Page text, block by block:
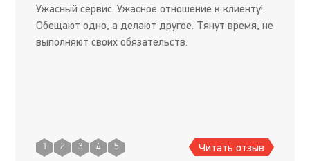
Ужасный сервис. Ужасное отношение к клиенту!
Обещают одно, а делают другое. Тянут время, не
выполняют своих обязательств.
1 2 3 4 5 Читать отзыв